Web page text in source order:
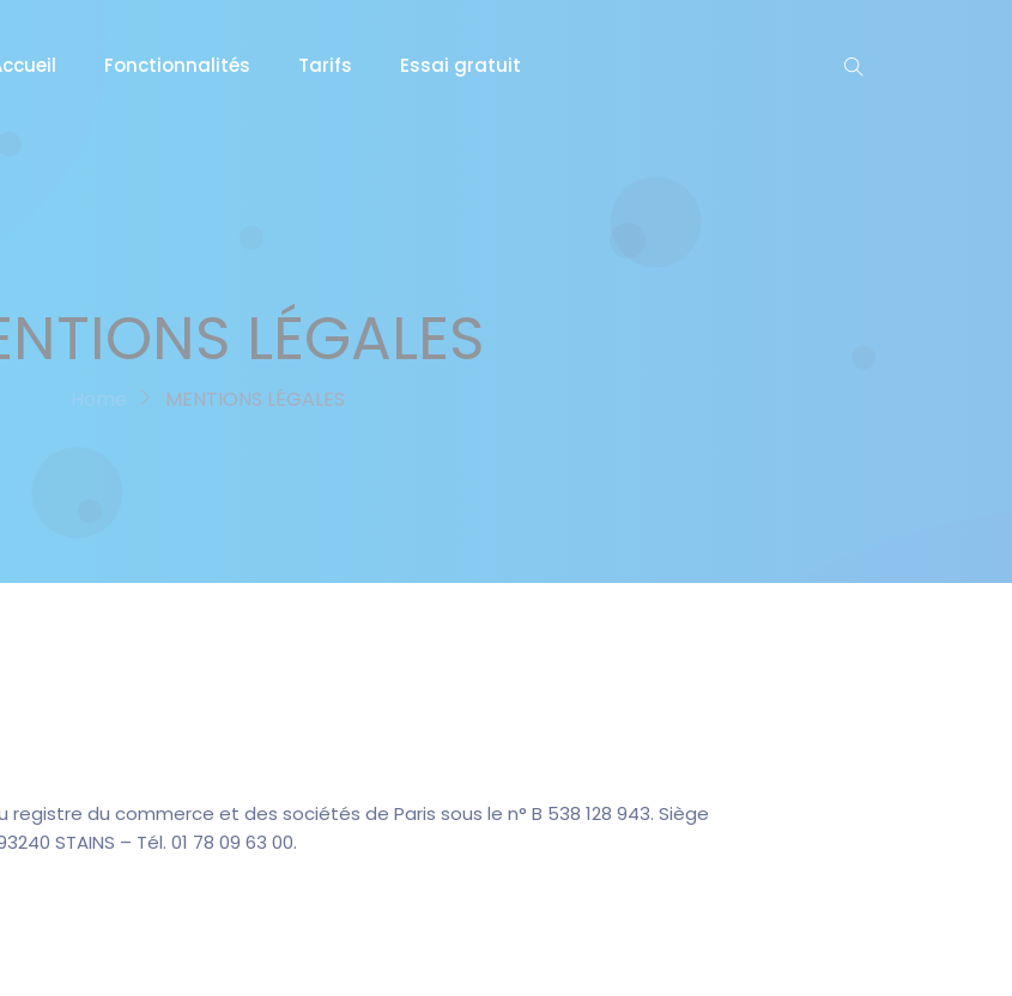
Fonctionnalités Tarifs Essai gratuit
LÉGALES
Home MENTIONS LÉGALES
du commerce et des sociétés de Paris sous le n° B 538 128 943. Siège
STAINS – Tél. 01 78 09 63 00.